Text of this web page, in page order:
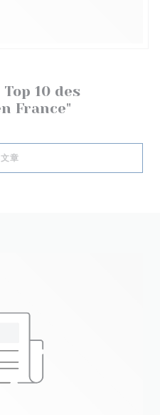
Top 10 des
France"
章((在新窗口中打开))